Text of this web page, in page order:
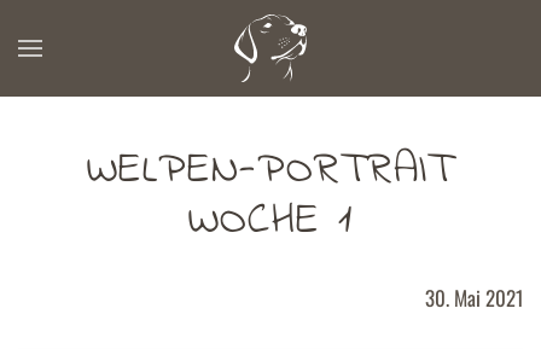
Zum Hauptinhalt springen
WELPEN-PORTRAIT
WOCHE 1
30. Mai 2021